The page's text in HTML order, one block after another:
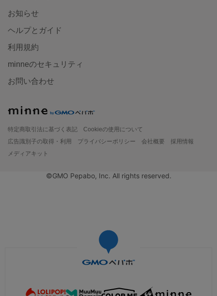
お知らせ
ヘルプとガイド
利用規約
minneのセキュリティ
お問い合わせ
特定商取引法に基づく表記
Cookieの使用について
広告識別子の取得・利用
プライバシーポリシー 会社概要
採用情報
メディアキット
©GMO Pepabo, Inc. All rights reserved.